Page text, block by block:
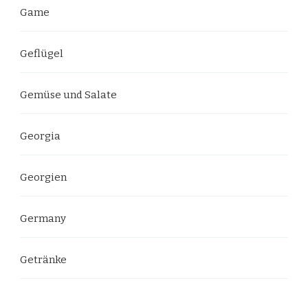
Game
Geflügel
Gemüse und Salate
Georgia
Georgien
Germany
Getränke